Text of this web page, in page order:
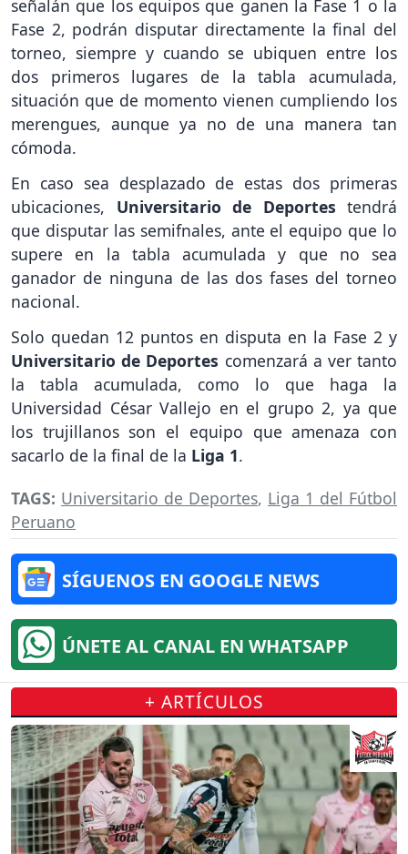
señalán que los equipos que ganen la Fase 1 o la
Fase 2, podrán disputar directamente la final del
torneo, siempre y cuando se ubiquen entre los
dos primeros lugares de la tabla acumulada,
situación que de momento vienen cumpliendo los
merengues, aunque ya no de una manera tan
cómoda.
En caso sea desplazado de estas dos primeras
ubicaciones, Universitario de Deportes tendrá
que disputar las semifnales, ante el equipo que lo
supere en la tabla acumulada y que no sea
ganador de ninguna de las dos fases del torneo
nacional.
Solo quedan 12 puntos en disputa en la Fase 2 y
Universitario de Deportes comenzará a ver tanto
la tabla acumulada, como lo que haga la
Universidad César Vallejo en el grupo 2, ya que
los trujillanos son el equipo que amenaza con
sacarlo de la final de la Liga 1.
TAGS: Universitario de Deportes, Liga 1 del Fútbol
Peruano
SÍGUENOS EN GOOGLE NEWS
ÚNETE AL CANAL EN WHATSAPP
+ ARTÍCULOS